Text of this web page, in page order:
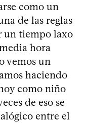
como un
de las reglas
un tiempo laxo
hora
vemos un
haciendo
como niño
de eso se
entre el